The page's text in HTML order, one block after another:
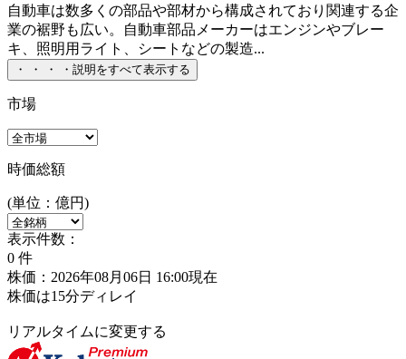
自動車は数多くの部品や部材から構成されており関連する企
業の裾野も広い。自動車部品メーカーはエンジンやブレー
キ、照明用ライト、シートなどの製造...
・ ・ ・ ・ 説明をすべて表示する
市場
時価総額
(単位：億円)
表示件数：
0 件
株価：2026年08月06日 16:00現在
株価は15分ディレイ
リアルタイムに変更する